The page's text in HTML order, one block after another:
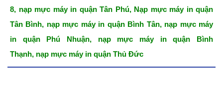
8, nạp mực máy in quận Tân Phú, Nạp mực máy in quận
Tân Bình, nạp mực máy in quận Bình Tân, nạp mực máy
in quận Phú Nhuận, nạp mực máy in quận Bình
Thạnh, nạp mực máy in quận Thủ Đức